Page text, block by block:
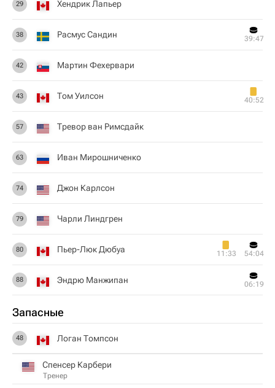
29 Хендрик Лапьер
38 Расмус Сандин 39:47
42 Мартин Фехервари
43 Том Уилсон 40:52
57 Тревор ван Римсдайк
63 Иван Мирошниченко
74 Джон Карлсон
79 Чарли Линдгрен
80 Пьер-Люк Дюбуа 11:33 54:04
88 Эндрю Манжипан 06:19
Запасные
48 Логан Томпсон
Спенсер Карбери
Тренер